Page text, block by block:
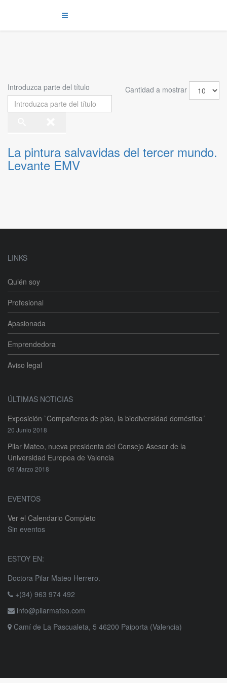
Introduzca parte del título Cantidad a mostrar
La pintura salvavidas del tercer mundo.
Levante EMV
LINKS
Quién soy
Profesional
Apasionada
Emprendedora
Aviso legal
ÚLTIMAS NOTICIAS
Exposición `Compañeros de piso, la biodiversidad doméstica´
20 Junio 2018
Pilar Mateo, nueva presidenta del Consejo Asesor de la
Universidad Europea de Valencia
09 Marzo 2018
EVENTOS
Ver el Calendario Completo
Sin eventos
ESTOY EN:
Doctora Pilar Mateo Herrero.
+(34) 963 974 492
info@pilarmateo.com
Camí de La Pascualeta, 5 46200 Paiporta (Valencia)